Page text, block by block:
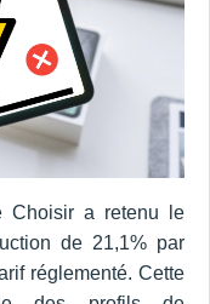
Choisir a retenu le
de 21,1% par
réglementé. Cette